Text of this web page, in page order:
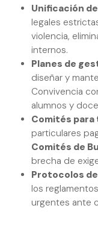
Unificación
legales
violencia,
internos.
Planes de
diseñar y
Convivencia
alumnos y
Comités
particulares
Comités de
brecha de
Protocolos
los
urgentes ante